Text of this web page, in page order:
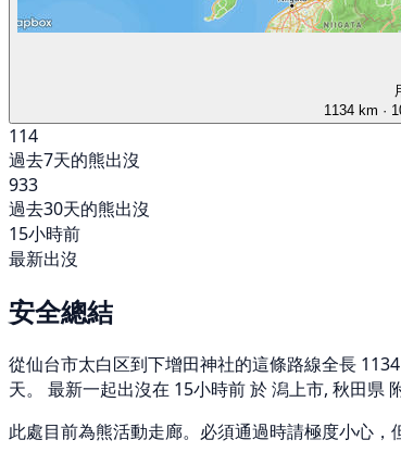
1134 km ·
114
過去7天的熊出沒
933
過去30天的熊出沒
15小時前
最新出沒
安全總結
從仙台市太白区到下增田神社的這條路線全長
天。 最新一起出沒在 15小時前 於 潟上市, 秋田県
此處目前為熊活動走廊。必須通過時請極度小心，